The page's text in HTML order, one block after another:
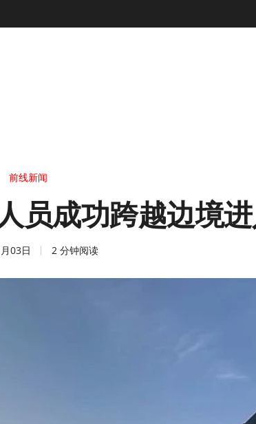
前线新闻
员成功跨越边境
03日 2 分钟阅读